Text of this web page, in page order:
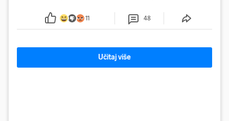
ga uhitili, a psa je preuzeo komunalni redar
11 48
Učitaj više